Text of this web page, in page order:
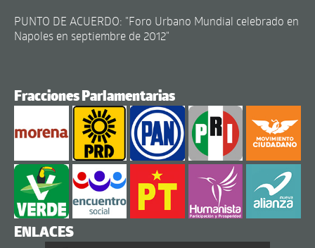
PUNTO DE ACUERDO: "Foro Urbano Mundial celebrado en
Napoles en septiembre de 2012"
Fracciones Parlamentarias
ENLACES